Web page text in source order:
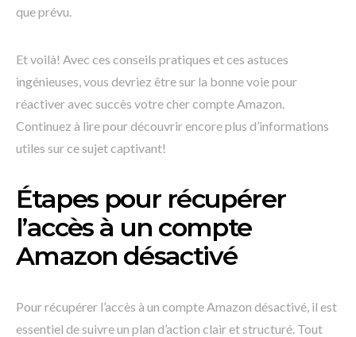
que prévu.
Et voilà! Avec ces conseils pratiques et ces astuces
ingénieuses, vous devriez être sur la bonne voie pour
réactiver avec succès votre cher compte Amazon.
Continuez à lire pour découvrir encore plus d’informations
utiles sur ce sujet captivant!
Étapes pour récupérer
l’accès à un compte
Amazon désactivé
Pour récupérer l’accès à un compte Amazon désactivé, il est
essentiel de suivre un plan d’action clair et structuré. Tout